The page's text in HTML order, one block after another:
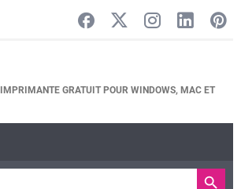
GRATUIT POUR WINDOWS, MAC ET